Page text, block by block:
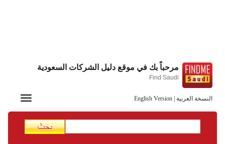
النسخة العربية English Version
مرحباً بك في موقع دليل الشركات السعودية
Find Saudi
Toggle